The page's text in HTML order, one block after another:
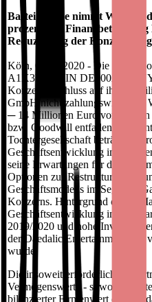
Bastei Lübbe nimmt
prozentigen Finanzbeteiligung
Reduzierung der
Köln, 06.02.2020 - Die
A1X3YY, ISIN
Konzernabschluss auf ihre
GmbH nicht zahlungswirksame
─ 14 Millionen Euro vor, wovon
bzw. Goodwill entfallen. Der
Tochtergesellschaft beträgt 51
Geschäftsentwicklung im
seine Erwartungen für das
Optionen zur Restrukturierung
Geschäftsmodells im Segment
Konzerns. Hintergrund dieser
Geschäftsentwicklung im 3.
2019/2020 und hohe
der Daedalic Entertainment, die
wurde.
Die insoweit erforderlichen
Vermögenswerte - sowohl
bilanzierter Firmenwert der